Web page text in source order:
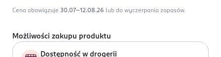
Cena obowiązuje 30.07-12.08.26 lub do wyczerpania zapasów.
Możliwości zakupu produktu
Dostępność w drogerii